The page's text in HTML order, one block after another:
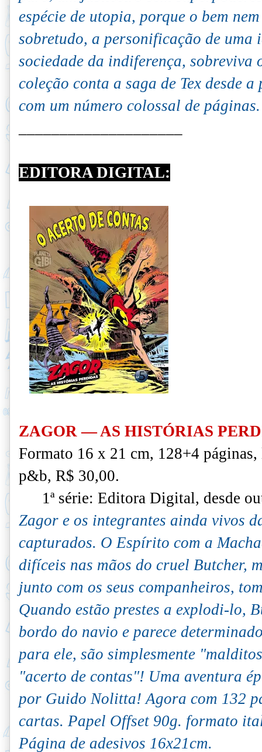
espécie de utopia, porque o bem
sobretudo, a personificação de uma
sociedade da indiferença, sobreviva
coleção conta a saga de Tex desde
com um número colossal de páginas.
EDITORA DIGITAL:
ZAGOR — AS HISTÓRIAS
Formato 16 x 21 cm, 128+4
p&b, R$ 30,00.
1ª série: Editora Digital, desde
Zagor e os integrantes ainda vivos
capturados. O Espírito com a
difíceis nas mãos do cruel Butcher,
junto com os seus companheiros,
Quando estão prestes a explodi-lo,
bordo do navio e parece
para ele, são simplesmente
"acerto de contas"! Uma aventura
por Guido Nolitta! Agora com 132
cartas. Papel Offset 90g. formato
Página de adesivos 16x21cm.